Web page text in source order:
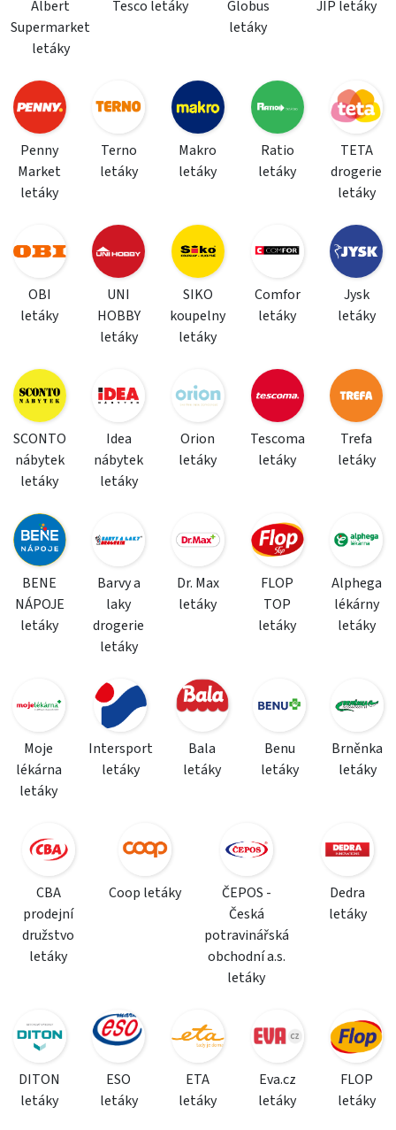
Albert
Supermarket
letáky
Tesco letáky
Globus
letáky
JIP letáky
Penny
Market
letáky
Terno
letáky
Makro
letáky
Ratio
letáky
TETA
drogerie
letáky
OBI
letáky
UNI
HOBBY
letáky
SIKO
koupelny
letáky
Comfor
letáky
Jysk
letáky
SCONTO
nábytek
letáky
Idea
nábytek
letáky
Orion
letáky
Tescoma
letáky
Trefa
letáky
BENE
NÁPOJE
letáky
Barvy a
laky
drogerie
letáky
Dr. Max
letáky
FLOP
TOP
letáky
Alphega
lékárny
letáky
Moje
lékárna
letáky
Intersport
letáky
Bala
letáky
Benu
letáky
Brněnka
letáky
CBA
prodejní
družstvo
letáky
Coop letáky
ČEPOS -
Česká
potravinářská
obchodní a.s.
letáky
Dedra
letáky
DITON
letáky
ESO
letáky
ETA
letáky
Eva.cz
letáky
FLOP
letáky